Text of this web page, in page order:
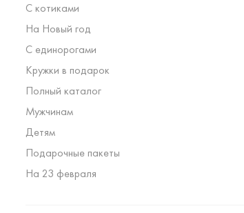
С котиками
На Новый год
С единорогами
Кружки в подарок
Полный каталог
Мужчинам
Детям
Подарочные пакеты
На 23 февраля